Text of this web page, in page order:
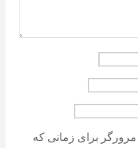
برای زمانی که